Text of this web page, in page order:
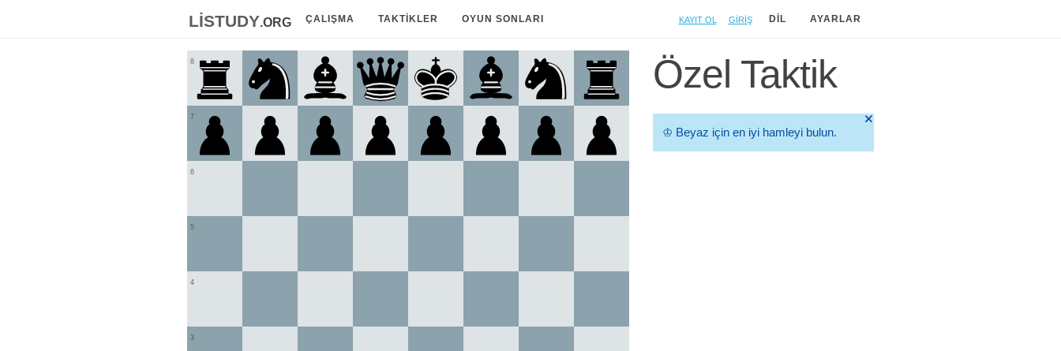
listudy.org ÇALIŞMA TAKTIKLER OYUN SONLARI Kayıt ol Giriş DIL AYARLAR
3
4
5
6
7
8 Özel Taktik
🞫
♔ Beyaz için en iyi hamleyi bulun.